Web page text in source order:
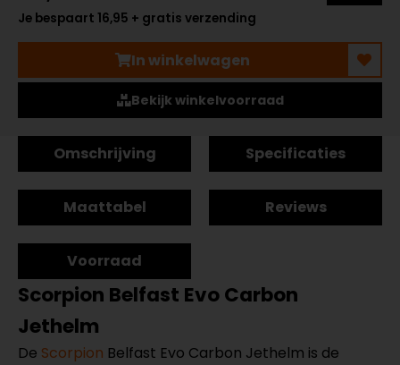
Je bespaart 16,95 + gratis verzending
In winkelwagen
Bekijk winkelvoorraad
Omschrijving Specificaties
Maattabel Reviews
Voorraad
Scorpion Belfast Evo Carbon
Jethelm
De Scorpion Belfast Evo Carbon Jethelm is de